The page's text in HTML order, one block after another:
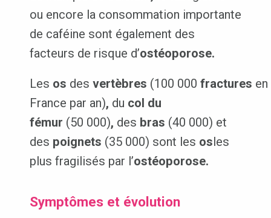
ou encore la consommation importante
de caféine sont également des
facteurs de risque d’ostéoporose.
Les os des vertèbres (100 000 fractures en
France par an), du col du
fémur (50 000), des bras (40 000) et
des poignets (35 000) sont les osles
plus fragilisés par l’ostéoporose.
Symptômes et évolution